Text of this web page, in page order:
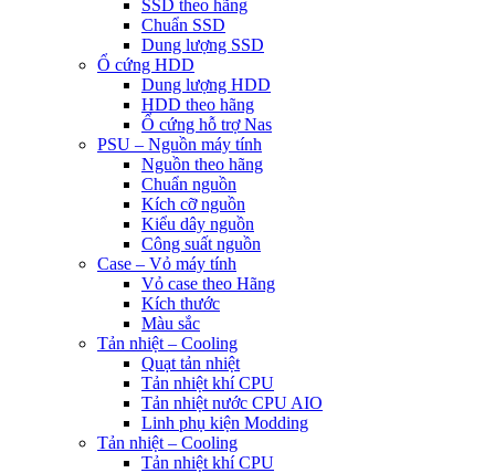
SSD theo hãng
Chuẩn SSD
Dung lượng SSD
Ổ cứng HDD
Dung lượng HDD
HDD theo hãng
Ổ cứng hỗ trợ Nas
PSU – Nguồn máy tính
Nguồn theo hãng
Chuẩn nguồn
Kích cỡ nguồn
Kiểu dây nguồn
Công suất nguồn
Case – Vỏ máy tính
Vỏ case theo Hãng
Kích thước
Màu sắc
Tản nhiệt – Cooling
Quạt tản nhiệt
Tản nhiệt khí CPU
Tản nhiệt nước CPU AIO
Linh phụ kiện Modding
Tản nhiệt – Cooling
Tản nhiệt khí CPU